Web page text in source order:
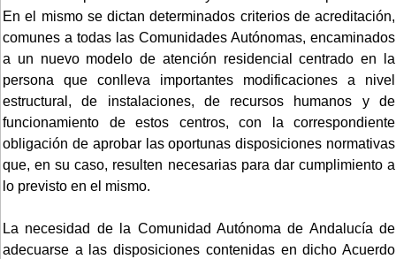
En el mismo se dictan determinados criterios de acreditación,
comunes a todas las Comunidades Autónomas, encaminados
a un nuevo modelo de atención residencial centrado en la
persona que conlleva importantes modificaciones a nivel
estructural, de instalaciones, de recursos humanos y de
funcionamiento de estos centros, con la correspondiente
obligación de aprobar las oportunas disposiciones normativas
que, en su caso, resulten necesarias para dar cumplimiento a
lo previsto en el mismo.
La necesidad de la Comunidad Autónoma de Andalucía de
adecuarse a las disposiciones contenidas en dicho Acuerdo